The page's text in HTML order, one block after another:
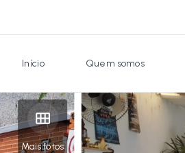
Início Quem somos
Mais fotos